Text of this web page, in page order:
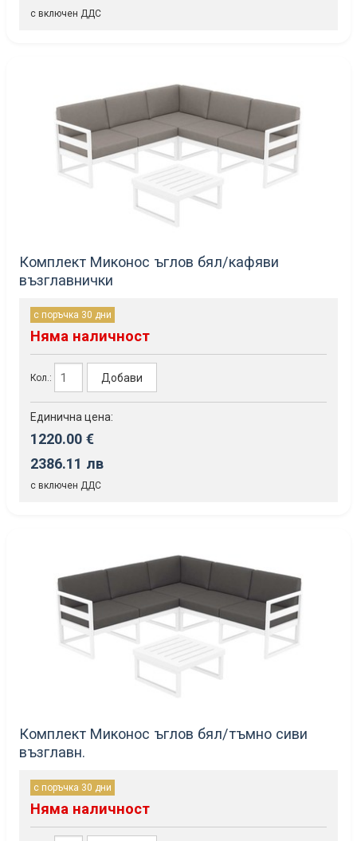
с включен ДДС
Комплект Миконос ъглов бял/кафяви
възглавнички
с поръчка 30 дни
Няма наличност
Кол.: Добави
Единична цена:
1220.00 €
2386.11 лв
с включен ДДС
Комплект Миконос ъглов бял/тъмно сиви
възглавн.
с поръчка 30 дни
Няма наличност